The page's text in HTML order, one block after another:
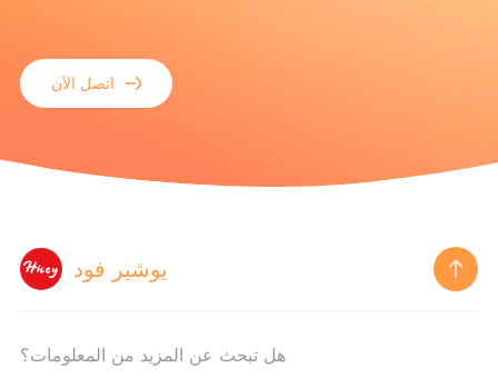
اتصل الآن
يوشير فود
هل تبحث عن المزيد من المعلومات؟